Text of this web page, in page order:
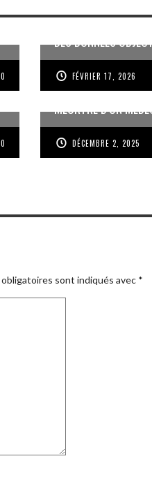
0
DES DONNÉES
FÉVRIER 17, 2026
0
MEURTRE D’UN
DÉCEMBRE 2, 2025
obligatoires sont indiqués avec *